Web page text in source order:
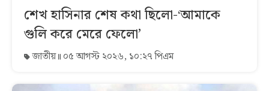
শেখ হাসিনার শেষ কথা ছিলো-‘আমাকে
গুলি করে মেরে ফেলো’
জাতীয় ০৫ আগস্ট ২০২৬, ১০:২৭ পিএম